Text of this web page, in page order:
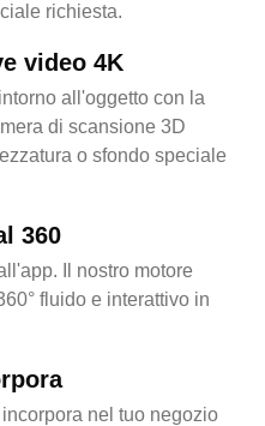
richiesta.
video 4K
all'oggetto con la
di scansione 3D
o sfondo speciale
360
Il nostro motore
fluido e interattivo in
nel tuo negozio